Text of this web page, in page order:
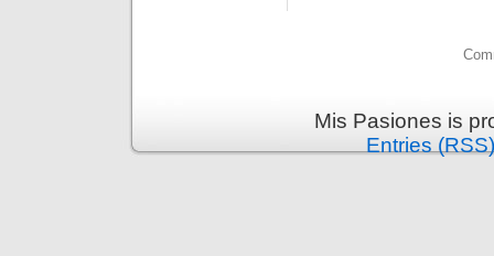
Mis Pasiones is
Entries (RSS)